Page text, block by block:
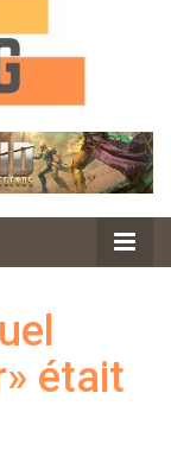
était